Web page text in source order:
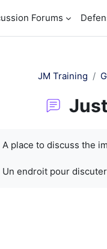
Forums
JM Training
A place to discuss the
Un endroit pour